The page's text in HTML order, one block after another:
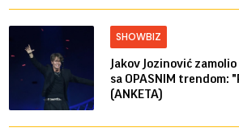
SHOWBIZ
Jakov Jozinović
sa OPASNIM trendom:
(ANKETA)